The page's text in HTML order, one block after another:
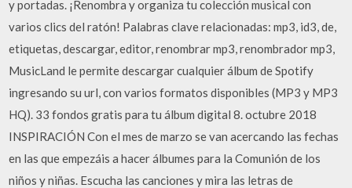
y portadas. ¡Renombra y organiza tu colección musical con
varios clics del ratón! Palabras clave relacionadas: mp3, id3, de,
etiquetas, descargar, editor, renombrar mp3, renombrador mp3,
MusicLand le permite descargar cualquier álbum de Spotify
ingresando su url, con varios formatos disponibles (MP3 y MP3
HQ). 33 fondos gratis para tu álbum digital 8. octubre 2018
INSPIRACIÓN Con el mes de marzo se van acercando las fechas
en las que empezáis a hacer álbumes para la Comunión de los
niños y niñas. Escucha las canciones y mira las letras de